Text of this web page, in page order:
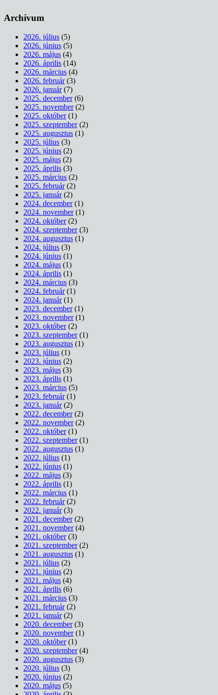
Archívum
2026. július (5)
2026. június (5)
2026. május (4)
2026. április (14)
2026. március (4)
2026. február(3)
2026. január(7)
2025. december(6)
2025. november(2)
2025. október(1)
2025. szeptember(2)
2025. augusztus (1)
2025. július (3)
2025. június (2)
2025. május (2)
2025. április (3)
2025. március (2)
2025. február(2)
2025. január(2)
2024. december(1)
2024. november(1)
2024. október(2)
2024. szeptember(3)
2024. augusztus (1)
2024. július (3)
2024. június (1)
2024. május (1)
2024. április (1)
2024. március (3)
2024. február(1)
2024. január(1)
2023. december(1)
2023. november(1)
2023. október(2)
2023. szeptember(1)
2023. augusztus (1)
2023. július (1)
2023. június (2)
2023. május (3)
2023. április (1)
2023. március (5)
2023. február(1)
2023. január(2)
2022. december(2)
2022. november(2)
2022. október(1)
2022. szeptember(1)
2022. augusztus (1)
2022. július (1)
2022. június (1)
2022. május (3)
2022. április (1)
2022. március (1)
2022. február(2)
2022. január(3)
2021. december(2)
2021. november(4)
2021. október(3)
2021. szeptember(2)
2021. augusztus (1)
2021. július (2)
2021. június (2)
2021. május (4)
2021. április (6)
2021. március (3)
2021. február(2)
2021. január(2)
2020. december(3)
2020. november(1)
2020. október(1)
2020. szeptember(4)
2020. augusztus (3)
2020. július (3)
2020. június (2)
2020. május (5)